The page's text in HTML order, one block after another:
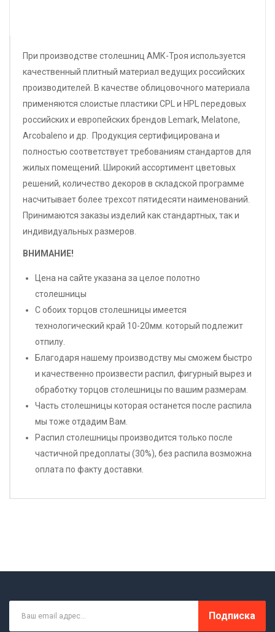
При производстве столешниц АМК-Троя используется
качественный плитный материал ведущих российских
производителей. В качестве облицовочного материала
применяются слоистые пластики CPL и HPL передовых
российских и европейских брендов Lemark, Melatone,
Arcobaleno и др. Продукция сертифицирована и
полностью соответствует требованиям стандартов для
жилых помещений. Широкий ассортимент цветовых
решений, количество декоров в складской программе
насчитывает более трехсот пятидесяти наименований.
Принимаются заказы изделий как стандартных, так и
индивидуальных размеров.
ВНИМАНИЕ!
Цена на сайте указана за целое полотно
столешницы
С обоих торцов столешницы имеется
технологический край 10-20мм. который подлежит
отпилу.
Благодаря нашему производству мы сможем быстро
и качественно произвести распил, фигурный вырез и
обработку торцов столешницы по вашим размерам.
Часть столешницы которая останется после распила
мы тоже отдадим Вам.
Распил столешницы производится только после
частичной предоплаты (30%), без распила возможна
оплата по факту доставки.
Подписка